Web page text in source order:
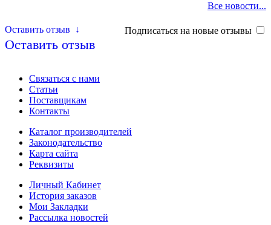
Все новости...
Подписаться на новые отзывы
Оставить отзыв ↓
Оставить отзыв
Связаться с нами
Статьи
Поставщикам
Контакты
Каталог производителей
Законодательство
Карта сайта
Реквизиты
Личный Кабинет
История заказов
Мои Закладки
Рассылка новостей